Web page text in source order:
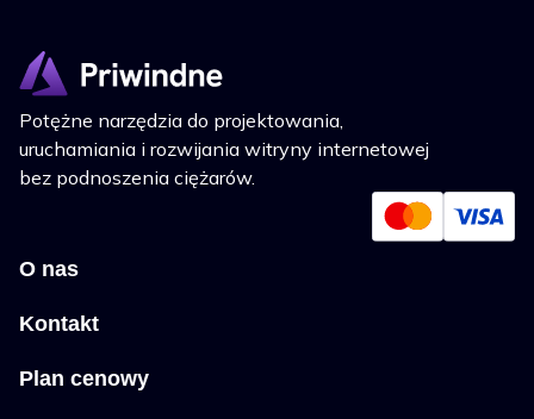
Potężne narzędzia do projektowania,
uruchamiania i rozwijania witryny internetowej
bez podnoszenia ciężarów.
O nas
Kontakt
Plan cenowy